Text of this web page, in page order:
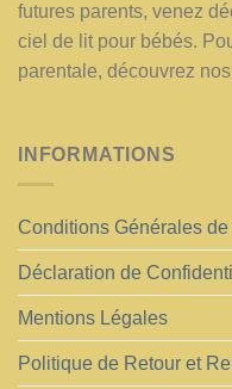
futures parents, venez
ciel de lit pour bébés.
parentale, découvrez
INFORMATIONS
Conditions Générales de
Déclaration de
Mentions Légales
Politique de Retour et